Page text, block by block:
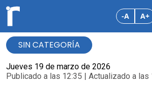
-A A+
SIN CATEGORÍA
Jueves 19 de marzo de 2026
Publicado a las 12:35 | Actualizado a las